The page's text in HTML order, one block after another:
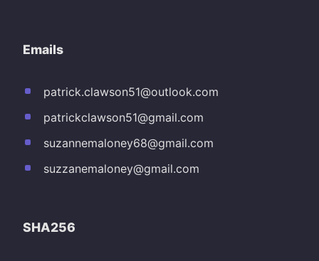
Emails
patrick.clawson51@outlook.com
patrickclawson51@gmail.com
suzannemaloney68@gmail.com
suzzanemaloney@gmail.com
SHA256